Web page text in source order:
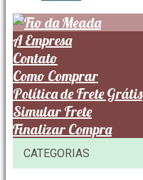
A Empresa
Contato
Como Comprar
Política de Frete Grátis
Simular Frete
Finalizar Compra
CATEGORIAS